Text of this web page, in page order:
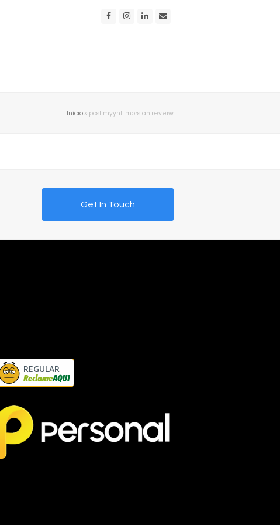
FacebookInstagram
LinkedIn
Início » postimyynti morsian reveiw
Get In Touch
REGULAR